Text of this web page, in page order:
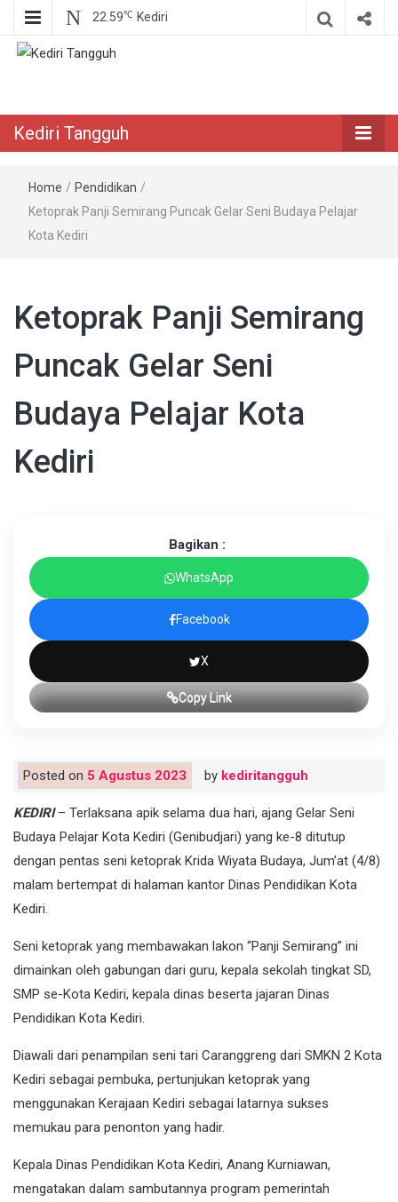
22.59℃ Kediri
Kediri Tangguh
Home / Pendidikan /
Ketoprak Panji Semirang Puncak Gelar Seni Budaya Pelajar
Kota Kediri
Ketoprak Panji Semirang
Puncak Gelar Seni
Budaya Pelajar Kota
Kediri
Bagikan :
WhatsApp
Facebook
X
Copy Link
Posted on 5 Agustus 2023 by kediritangguh
KEDIRI– Terlaksana apik selama dua hari, ajang Gelar Seni
Budaya Pelajar Kota Kediri (Genibudjari) yang ke-8 ditutup
dengan pentas seni ketoprak Krida Wiyata Budaya, Jum’at (4/8)
malam bertempat di halaman kantor Dinas Pendidikan Kota
Kediri.
Seni ketoprak yang membawakan lakon “Panji Semirang” ini
dimainkan oleh gabungan dari guru, kepala sekolah tingkat SD,
SMP se-Kota Kediri, kepala dinas beserta jajaran Dinas
Pendidikan Kota Kediri.
Diawali dari penampilan seni tari Caranggreng dari SMKN 2 Kota
Kediri sebagai pembuka, pertunjukan ketoprak yang
menggunakan Kerajaan Kediri sebagai latarnya sukses
memukau para penonton yang hadir.
Kepala Dinas Pendidikan Kota Kediri, Anang Kurniawan,
mengatakan dalam sambutannya program pemerintah